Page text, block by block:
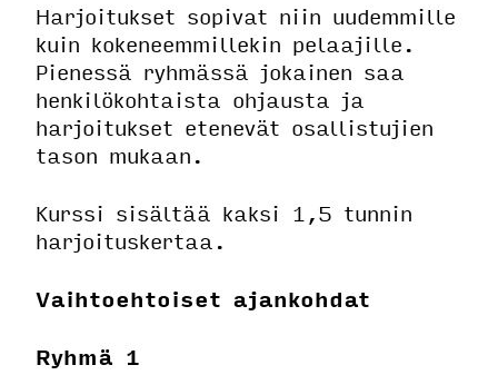
Harjoitukset sopivat niin uudemmille
kuin kokeneemmillekin pelaajille.
Pienessä ryhmässä jokainen saa
henkilökohtaista ohjausta ja
harjoitukset etenevät osallistujien
tason mukaan.
Kurssi sisältää kaksi 1,5 tunnin
harjoituskertaa.
Vaihtoehtoiset ajankohdat
Ryhmä 1